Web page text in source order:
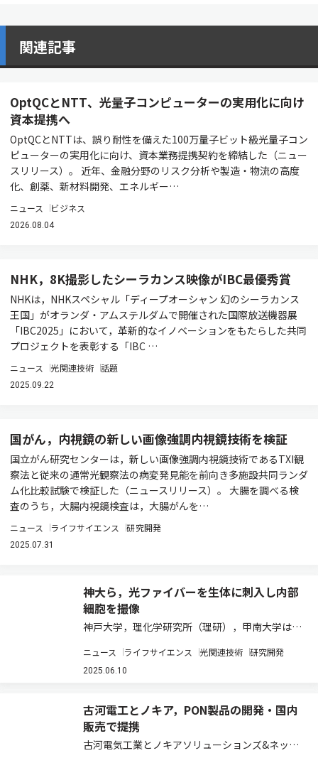
関連記事
OptQCとNTT、光量子コンピューターの実用化に向け
資本提携へ
OptQCとNTTは、誤り耐性を備えた100万量子ビット級光量子コン
ピューターの実用化に向け、資本業務提携契約を締結した（ニュー
スリリース）。 近年、金融分野のリスク分析や製造・物流の高度
化、創薬、新材料開発、エネルギー…
ニュース ビジネス
2026.08.04
NHK，8K撮影したシーラカンス映像がIBC最優秀賞
NHKは，NHKスペシャル「ディープオーシャン 幻のシーラカンス
王国」がオランダ・アムステルダムで開催された国際放送機器展
「IBC2025」において，革新的なイノベーションをもたらした共同
プロジェクトを表彰する「IBC …
ニュース 光関連技術 話題
2025.09.22
国がん，内視鏡の新しい画像強調内視鏡技術を検証
国立がん研究センターは，新しい画像強調内視鏡技術であるTXI観
察法と従来の通常光観察法の病変発見能を前向き多施設共同ランダ
ム化比較試験で検証した（ニュースリリース）。 大腸を調べる検
査のうち，大腸内視鏡検査は，大腸がんを…
ニュース ライフサイエンス 研究開発
2025.07.31
神大ら，光ファイバーを生体に刺入し内部
細胞を撮像
神戸大学，理化学研究所（理研），甲南大学は，
化することに成功した（ニュースリリース）。 が
んの内部は，様々な特徴を持ったがん細胞や免疫
ニュース ライフサイエンス 光関連技術 研究開発
2025.06.10
古河電工とノキア，PON製品の開発・国内
販売で提携
古河電気工業とノキアソリューションズ&ネット